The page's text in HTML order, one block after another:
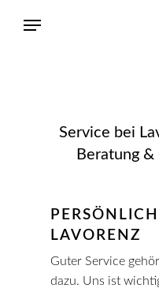
Service bei
Beratung
LAVORENZ
Guter Service
dazu. Uns ist